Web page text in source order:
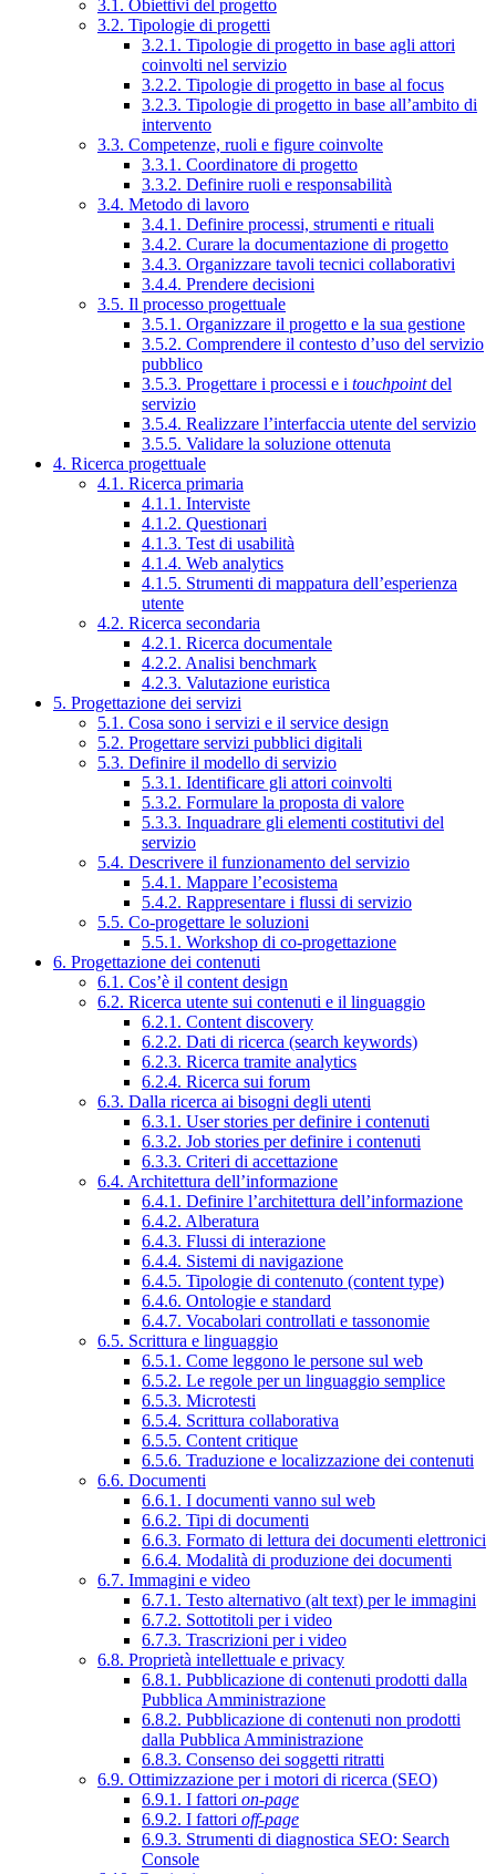
3.1. Obiettivi del progetto
3.2. Tipologie di progetti
3.2.1. Tipologie di progetto in base agli attori
coinvolti nel servizio
3.2.2. Tipologie di progetto in base al focus
3.2.3. Tipologie di progetto in base all’ambito di
intervento
3.3. Competenze, ruoli e figure coinvolte
3.3.1. Coordinatore di progetto
3.3.2. Definire ruoli e responsabilità
3.4. Metodo di lavoro
3.4.1. Definire processi, strumenti e rituali
3.4.2. Curare la documentazione di progetto
3.4.3. Organizzare tavoli tecnici collaborativi
3.4.4. Prendere decisioni
3.5. Il processo progettuale
3.5.1. Organizzare il progetto e la sua gestione
3.5.2. Comprendere il contesto d’uso del servizio
pubblico
3.5.3. Progettare i processi e i touchpointdel
servizio
3.5.4. Realizzare l’interfaccia utente del servizio
3.5.5. Validare la soluzione ottenuta
4. Ricerca progettuale
4.1. Ricerca primaria
4.1.1. Interviste
4.1.2. Questionari
4.1.3. Test di usabilità
4.1.4. Web analytics
4.1.5. Strumenti di mappatura dell’esperienza
utente
4.2. Ricerca secondaria
4.2.1. Ricerca documentale
4.2.2. Analisi benchmark
4.2.3. Valutazione euristica
5. Progettazione dei servizi
5.1. Cosa sono i servizi e il service design
5.2. Progettare servizi pubblici digitali
5.3. Definire il modello di servizio
5.3.1. Identificare gli attori coinvolti
5.3.2. Formulare la proposta di valore
5.3.3. Inquadrare gli elementi costitutivi del
servizio
5.4. Descrivere il funzionamento del servizio
5.4.1. Mappare l’ecosistema
5.4.2. Rappresentare i flussi di servizio
5.5. Co-progettare le soluzioni
5.5.1. Workshop di co-progettazione
6. Progettazione dei contenuti
6.1. Cos’è il content design
6.2. Ricerca utente sui contenuti e il linguaggio
6.2.1. Content discovery
6.2.2. Dati di ricerca (search keywords)
6.2.3. Ricerca tramite analytics
6.2.4. Ricerca sui forum
6.3. Dalla ricerca ai bisogni degli utenti
6.3.1. User stories per definire i contenuti
6.3.2. Job stories per definire i contenuti
6.3.3. Criteri di accettazione
6.4. Architettura dell’informazione
6.4.1. Definire l’architettura dell’informazione
6.4.2. Alberatura
6.4.3. Flussi di interazione
6.4.4. Sistemi di navigazione
6.4.5. Tipologie di contenuto (content type)
6.4.6. Ontologie e standard
6.4.7. Vocabolari controllati e tassonomie
6.5. Scrittura e linguaggio
6.5.1. Come leggono le persone sul web
6.5.2. Le regole per un linguaggio semplice
6.5.3. Microtesti
6.5.4. Scrittura collaborativa
6.5.5. Content critique
6.5.6. Traduzione e localizzazione dei contenuti
6.6. Documenti
6.6.1. I documenti vanno sul web
6.6.2. Tipi di documenti
6.6.3. Formato di lettura dei documenti elettronici
6.6.4. Modalità di produzione dei documenti
6.7. Immagini e video
6.7.1. Testo alternativo (alt text) per le immagini
6.7.2. Sottotitoli per i video
6.7.3. Trascrizioni per i video
6.8. Proprietà intellettuale e privacy
6.8.1. Pubblicazione di contenuti prodotti dalla
Pubblica Amministrazione
6.8.2. Pubblicazione di contenuti non prodotti
dalla Pubblica Amministrazione
6.8.3. Consenso dei soggetti ritratti
6.9. Ottimizzazione per i motori di ricerca (SEO)
6.9.1. I fattori on-page
6.9.2. I fattori off-page
6.9.3. Strumenti di diagnostica SEO: Search
Console